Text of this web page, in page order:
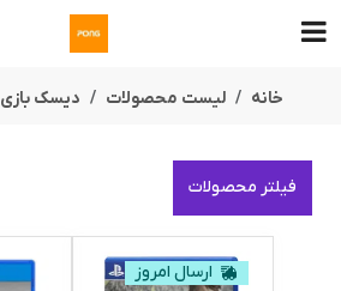
خانه لیست محصولات دیسک بازی
فیلتر محصولات
ارسال امروز